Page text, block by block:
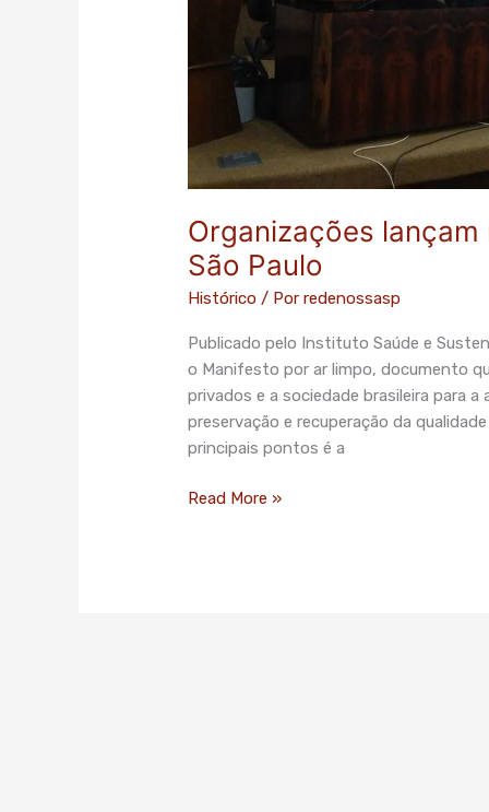
Organizações
São Paulo
Histórico / Porredenossasp
Publicado pelo Instituto Saúde e
o Manifesto por ar limpo, documento
privados e a sociedade brasileira para
preservação e recuperação da
principais pontos é a
Read More »